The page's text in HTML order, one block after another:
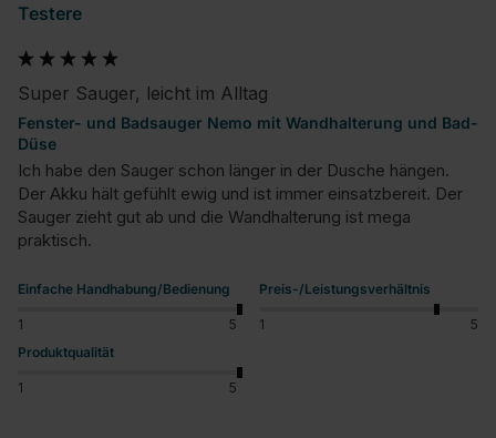
Testere
Super Sauger, leicht im Alltag
Fenster- und Badsauger Nemo mit Wandhalterung und Bad-
Düse
Ich habe den Sauger schon länger in der Dusche hängen.
Der Akku hält gefühlt ewig und ist immer einsatzbereit. Der
Sauger zieht gut ab und die Wandhalterung ist mega
praktisch.
Einfache Handhabung/Bedienung
1 5
Preis-/Leistungsverhältnis
1
5
Produktqualität
1 5